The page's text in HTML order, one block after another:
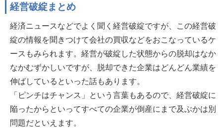
経営破綻まとめ
経済ニュースなどでよく聞く経営破綻ですが、この経営破
綻の情報を聞きつけて会社の買収などをおこなっているケ
ースもみられます。経営が破綻した状態からの脱却はなか
なかむずかしいですが、脱却できた企業はどんどん業績を
伸ばしているといった話もあります。
「ピンチはチャンス」という言葉もあるので、経営破綻に
陥ったからといってすべての企業が倒産にまで及ぶかは別
問題だといえます。